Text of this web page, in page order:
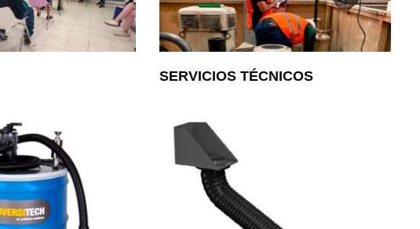
SERVICIOS TÉCNICOS